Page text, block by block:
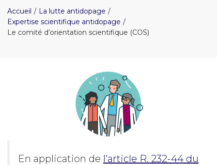
Accueil
La lutte antidopage
Expertise scientifique antidopage
Le comité d’orientation scientifique (COS)
En application de l’article R. 232-44 du